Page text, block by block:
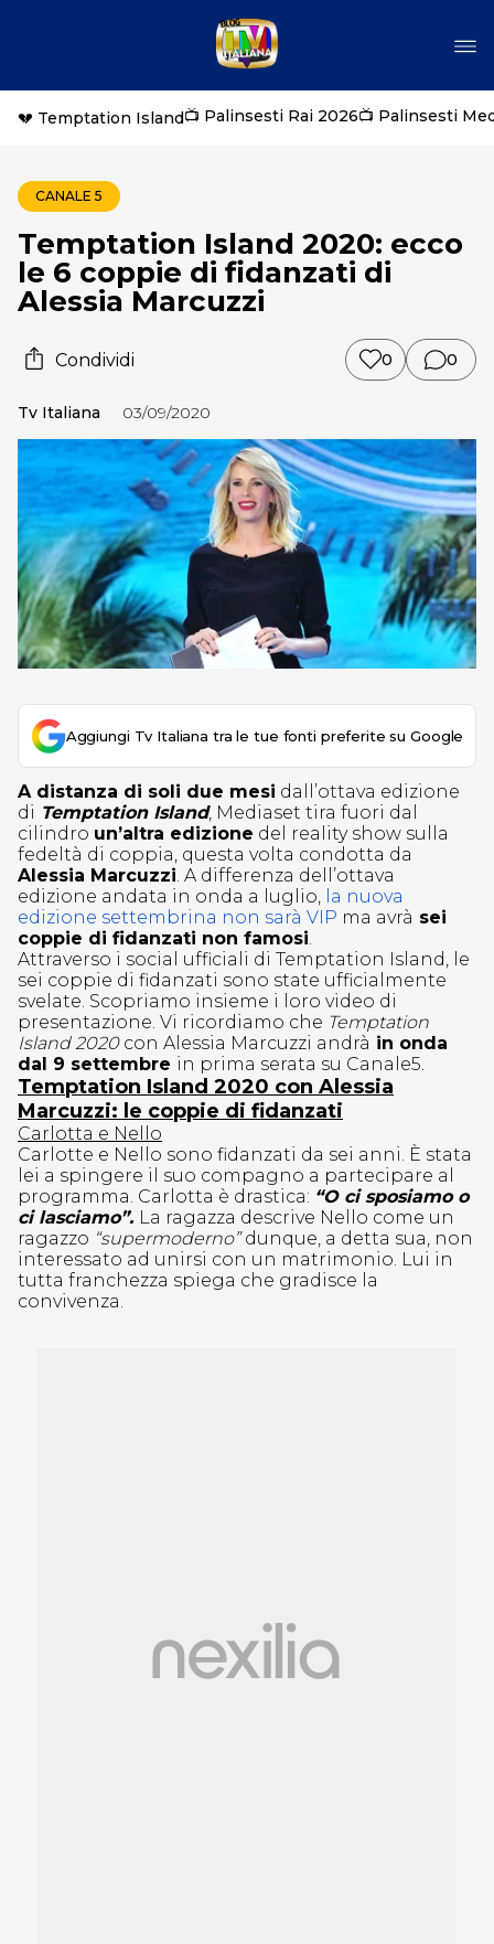
💔 Temptation Island📺 Palinsesti Rai 2026📺 Palinsesti
CANALE 5
Temptation Island 2020: ecco
le 6 coppie di fidanzati di
Alessia Marcuzzi
Condividi 0 0
Tv Italiana 03/09/2020
Aggiungi Tv Italiana tra le tue fonti preferite su Google
A distanza di soli due mesi dall’ottava edizione
di Temptation Island, Mediaset tira fuori dal
cilindro un’altra edizione del reality show sulla
fedeltà di coppia, questa volta condotta da
Alessia Marcuzzi. A differenza dell’ottava
edizione andata in onda a luglio, la nuova
edizione settembrina non sarà VIP ma avrà sei
coppie di fidanzati non famosi.
Attraverso i social ufficiali di Temptation Island, le
sei coppie di fidanzati sono state ufficialmente
svelate. Scopriamo insieme i loro video di
presentazione. Vi ricordiamo che Temptation
Island 2020 con Alessia Marcuzzi andrà in onda
dal 9 settembre in prima serata su Canale5.
Temptation Island 2020 con Alessia
Marcuzzi: le coppie di fidanzati
Carlotta e Nello
Carlotte e Nello sono fidanzati da sei anni. È stata
lei a spingere il suo compagno a partecipare al
programma. Carlotta è drastica: “O ci sposiamo o
ci lasciamo”. La ragazza descrive Nello come un
ragazzo “supermoderno”dunque, a detta sua, non
interessato ad unirsi con un matrimonio. Lui in
tutta franchezza spiega che gradisce la
convivenza.